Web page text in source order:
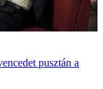
pusztán a